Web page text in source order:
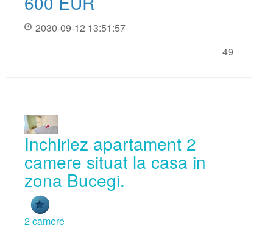
2030-09-12 13:51:57
49
Inchiriez apartament 2
camere situat la casa in
zona Bucegi.
2 camere